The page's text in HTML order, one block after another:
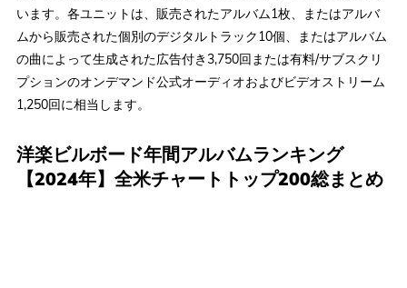
います。各ユニットは、販売されたアルバム1枚、またはアルバ
ムから販売された個別のデジタルトラック10個、またはアルバム
の曲によって生成された広告付き3,750回または有料/サブスクリ
プションのオンデマンド公式オーディオおよびビデオストリーム
1,250回に相当します。
洋楽ビルボード年間アルバムランキング
【2024年】全米チャートトップ200総まとめ